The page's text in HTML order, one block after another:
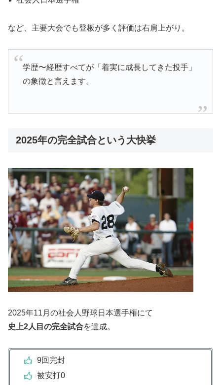
など、主要大会でも登板が多く評価は右肩上がり。
学歴〜経歴すべてが「着実に成長してきた投手」
の象徴と言えます。
2025年の完全試合という大快挙
2025年11月の社会人野球日本選手権にて
史上2人目の完全試合を達成。
9回完封
被安打0